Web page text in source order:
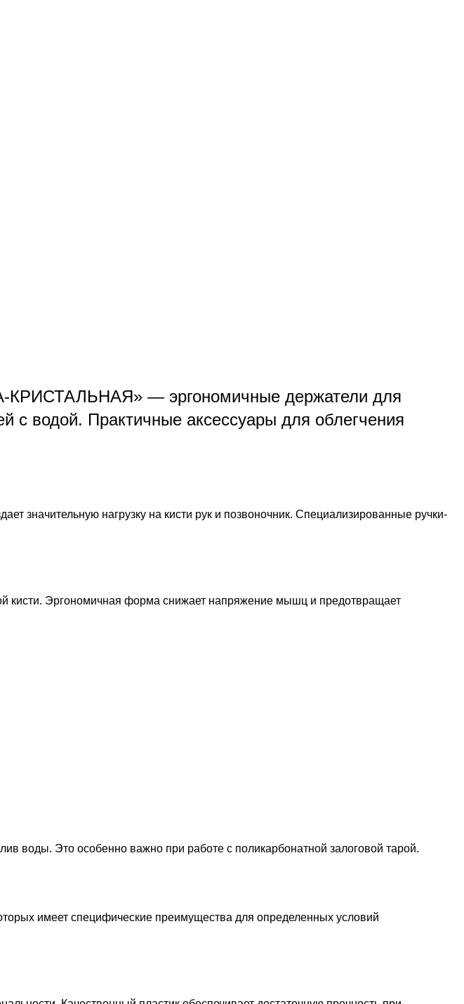
КРИСТАЛЬНАЯ» — эргономичные держатели для
с водой. Практичные аксессуары для облегчения
значительную нагрузку на кисти рук и позвоночник. Специализированные ручки-
кисти. Эргономичная форма снижает напряжение мышц и предотвращает
воды. Это особенно важно при работе с поликарбонатной залоговой тарой.
имеет специфические преимущества для определенных условий